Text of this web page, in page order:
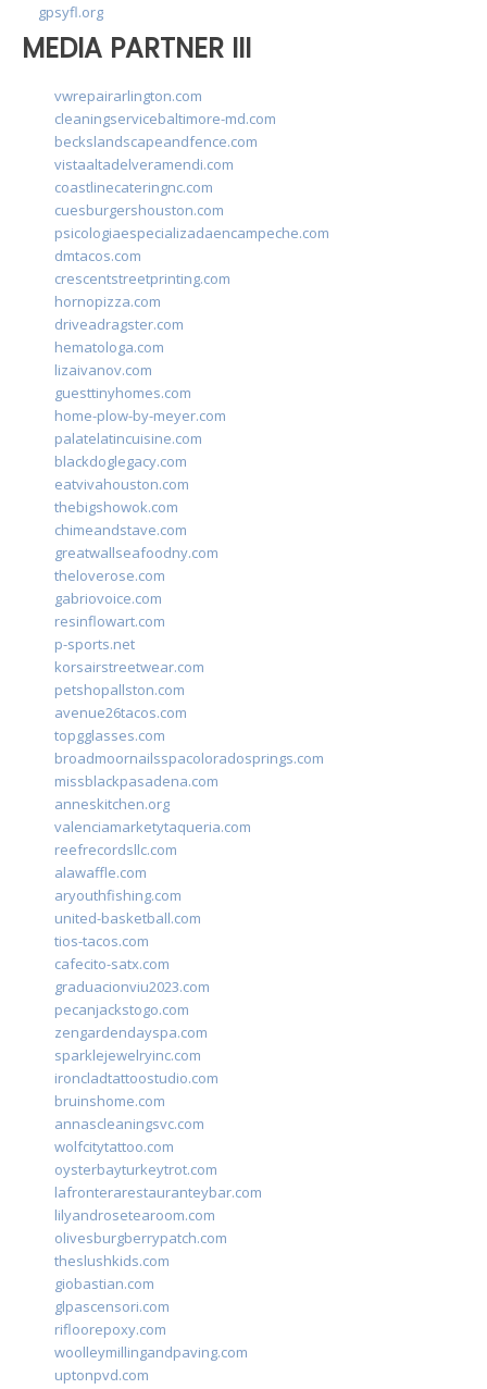
gpsyfl.org
MEDIA PARTNER III
vwrepairarlington.com
cleaningservicebaltimore-md.com
beckslandscapeandfence.com
vistaaltadelveramendi.com
coastlinecateringnc.com
cuesburgershouston.com
psicologiaespecializadaencampeche.com
dmtacos.com
crescentstreetprinting.com
hornopizza.com
driveadragster.com
hematologa.com
lizaivanov.com
guesttinyhomes.com
home-plow-by-meyer.com
palatelatincuisine.com
blackdoglegacy.com
eatvivahouston.com
thebigshowok.com
chimeandstave.com
greatwallseafoodny.com
theloverose.com
gabriovoice.com
resinflowart.com
p-sports.net
korsairstreetwear.com
petshopallston.com
avenue26tacos.com
topgglasses.com
broadmoornailsspacoloradosprings.com
missblackpasadena.com
anneskitchen.org
valenciamarketytaqueria.com
reefrecordsllc.com
alawaffle.com
aryouthfishing.com
united-basketball.com
tios-tacos.com
cafecito-satx.com
graduacionviu2023.com
pecanjackstogo.com
zengardendayspa.com
sparklejewelryinc.com
ironcladtattoostudio.com
bruinshome.com
annascleaningsvc.com
wolfcitytattoo.com
oysterbayturkeytrot.com
lafronterarestauranteybar.com
lilyandrosetearoom.com
olivesburgberrypatch.com
theslushkids.com
giobastian.com
glpascensori.com
rifloorepoxy.com
woolleymillingandpaving.com
uptonpvd.com